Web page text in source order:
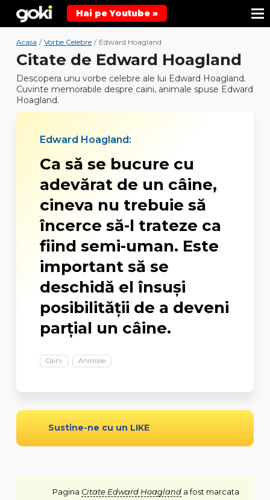
Hai pe Youtube »
Acasa / Vorbe Celebre / Edward Hoagland
Citate de Edward Hoagland
Descopera unu vorbe celebre ale lui Edward Hoagland.
Cuvinte memorabile despre caini, animale spuse Edward
Hoagland.
Edward Hoagland:
Ca să se bucure cu
adevărat de un câine,
cineva nu trebuie să
încerce să-l trateze ca
fiind semi-uman. Este
important să se
deschidă el însuși
posibilității de a deveni
parțial un câine.
Caini Animale
Sustine-ne cu un LIKE
Pagina Citate Edward Hoaglanda fost marcata